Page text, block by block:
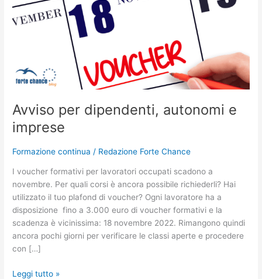
Avviso per dipendenti, autonomi e
imprese
Formazione continua / Redazione Forte Chance
I voucher formativi per lavoratori occupati scadono a
novembre. Per quali corsi è ancora possibile richiederli? Hai
utilizzato il tuo plafond di voucher? Ogni lavoratore ha a
disposizione fino a 3.000 euro di voucher formativi e la
scadenza è vicinissima: 18 novembre 2022. Rimangono quindi
ancora pochi giorni per verificare le classi aperte e procedere
con […]
per
dipendenti,
Leggi tutto »